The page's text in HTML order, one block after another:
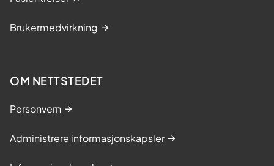
Brukermedvirkning
OM NETTSTEDET
Personvern
Administrere informasjonskapsler